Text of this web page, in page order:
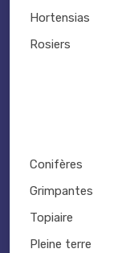
Hortensias
Rosiers
Conifères
Grimpantes
Topiaire
Pleine terre